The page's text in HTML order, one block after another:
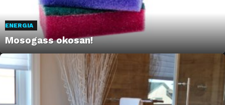
ENERGIA
Mosogass okosan!